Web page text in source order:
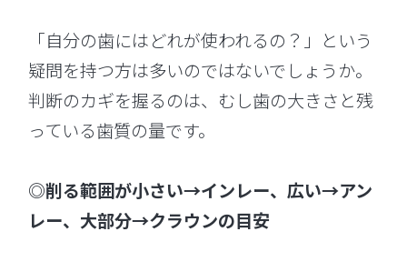
「自分の歯にはどれが使われるの？」という
疑問を持つ方は多いのではないでしょうか。
判断のカギを握るのは、むし歯の大きさと残
っている歯質の量です。
◎削る範囲が小さい→インレー、広い→アン
レー、大部分→クラウンの目安